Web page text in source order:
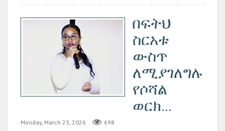
በፍትህ
ስርአቱ
ውስጥ
ለሚያገለግሉ
የሶሻል
ወርክ...
Monday, March 23, 2026 698